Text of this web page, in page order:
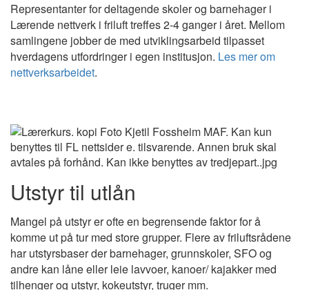
Representanter for deltagende skoler og barnehager i
Lærende nettverk i friluft treffes 2-4 ganger i året. Mellom
samlingene jobber de med utviklingsarbeid tilpasset
hverdagens utfordringer i egen institusjon. Les mer om
nettverksarbeidet.
Utstyr til utlån
Mangel på utstyr er ofte en begrensende faktor for å
komme ut på tur med store grupper. Flere av friluftsrådene
har utstyrsbaser der barnehager, grunnskoler, SFO og
andre kan låne eller leie lavvoer, kanoer/ kajakker med
tilhenger og utstyr, kokeutstyr, truger mm.